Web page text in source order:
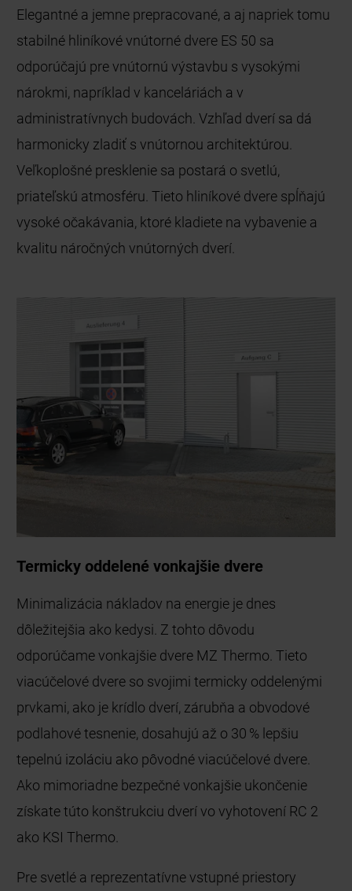
Elegantné a jemne prepracované, a aj napriek tomu
stabilné hliníkové vnútorné dvere ES 50 sa
odporúčajú pre vnútornú výstavbu s vysokými
nárokmi, napríklad v kanceláriách a v
administratívnych budovách. Vzhľad dverí sa dá
harmonicky zladiť s vnútornou architektúrou.
Veľkoplošné presklenie sa postará o svetlú,
priateľskú atmosféru. Tieto hliníkové dvere spĺňajú
vysoké očakávania, ktoré kladiete na vybavenie a
kvalitu náročných vnútorných dverí.
Termicky oddelené vonkajšie dvere
Minimalizácia nákladov na energie je dnes
dôležitejšia ako kedysi. Z tohto dôvodu
odporúčame vonkajšie dvere MZ Thermo. Tieto
viacúčelové dvere so svojimi termicky oddelenými
prvkami, ako je krídlo dverí, zárubňa a obvodové
podlahové tesnenie, dosahujú až o 30 % lepšiu
tepelnú izoláciu ako pôvodné viacúčelové dvere.
Ako mimoriadne bezpečné vonkajšie ukončenie
získate túto konštrukciu dverí vo vyhotovení RC 2
ako KSI Thermo.
Pre svetlé a reprezentatívne vstupné priestory